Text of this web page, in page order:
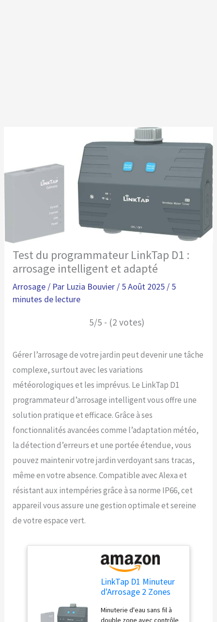
Test du programmateur LinkTap D1 :
arrosage intelligent et adapté
Arrosage / Par Luzia Bouvier / 5 Août 2025 / 5
minutes de lecture
5/5 - (2 votes)
Gérer l’arrosage de votre jardin peut devenir une tâche
complexe, surtout avec les variations
météorologiques et les imprévus. Le LinkTap D1
programmateur d’arrosage intelligent vous offre une
solution pratique et efficace. Grâce à ses
fonctionnalités avancées comme l’adaptation météo,
la détection d’erreurs et une portée étendue, vous
pouvez maintenir votre jardin verdoyant sans tracas,
même en votre absence. Compatible avec Alexa et
résistant aux intempéries grâce à sa norme IP66, cet
appareil vous assure une gestion optimale et sereine
de votre espace vert.
LinkTap D1 Minuteur
d'Arrosage 2 Zones
Antigel, IP66
Minuterie d'eau sans fil à
double zone avec contrôle